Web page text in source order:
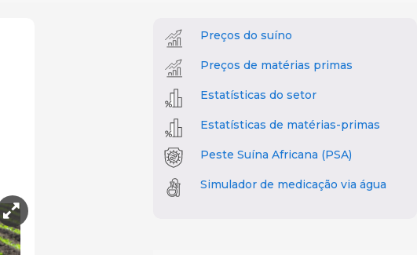
Preços do suíno
Preços de matérias primas
Estatísticas do setor
Estatísticas de matérias-primas
Peste Suína Africana (PSA)
Simulador de medicação via água